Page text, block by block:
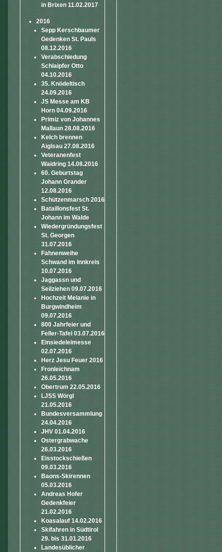
in Brixen 11.02.2017
2016
Sepp Kerschbaumer
Gedenken St. Pauls
08.12.2016
Verabschiedung
Schlaipfer Otto
04.10.2016
35. Knödeltisch
24.09.2016
JS Messe am KB
Horn 04.09.2016
Primiz von Johannes
Mallaun 28.08.2016
Kelch brennen
Aiglsau 27.08.2016
Veteranenfest
Waidring 14.08.2016
60. Geburtstag
Johann Grander
12.08.2016
Schützenmarsch 2016
Bataillonsfest St.
Johann im Walde
Wiedergründungsfest
St. Georgen
31.07.2016
Fahnenweihe
Schwand im Innkreis
10.07.2016
Jaggassn und
Seilziehen 09.07.2016
Hochzeit Melanie in
Burgwindheim
09.07.2016
800 Jahrfeier und
Feller-Tafel 03.07.2016
Einsiedeleimesse
02.07.2016
Herz Jesu Feuer 2016
Fronleichnam
26.05.2016
Obertrum 22.05.2016
LJSS Wörgl
21.05.2016
Bundesversammlung
24.04.2016
JHV 01.04.2016
Ostergrabwache
26.03.2016
Eisstockschießen
09.03.2016
Baons-Skirennen
05.03.2016
Andreas Hofer
Gedenkfeier
21.02.2016
Koasalauf 14.02.2016
Skifahren in Südtirol
29. bis 31.01.2016
Landesüblicher